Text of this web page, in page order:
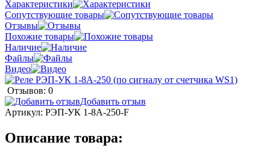
Характеристики
Сопутствующие товары
Отзывы
Похожие товары
Наличие
Файлы
Видео
Отзывов: 0
Добавить отзыв
Артикул: РЭП-УК 1-8А-250-F
Описание товара: